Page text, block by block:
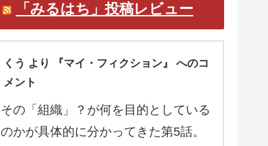
「みるはち」投稿レビュー
くう より 『マイ・フィクション』 へのコ
メント
その「組織」？が何を目的としている
のかが具体的に分かってきた第5話。